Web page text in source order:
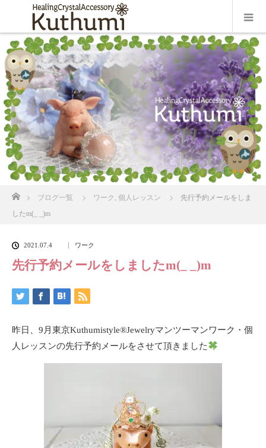
ブログ一覧 ワーク , 個人レッスン
先行予約メールをしま
したm(_ _)m
2021.07.4 ワーク
先行予約メールをしましたm(_ _)m
昨日、9月東京Kuthumistyle®️Jewelryマンツーマンワーク・個
人レッスンの先行予約メールをさせて頂きました